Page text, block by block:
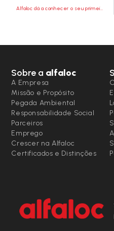
Alfaloc dá a conhecer o seu primeiro Relatório de Sustentabilidade
Sobre a alfaloc
A Empresa
Missão e Propósito
Pegada Ambiental
Responsabilidade Social
Parceiros
Emprego
Crescer na Alfaloc
Certificados e Distinções